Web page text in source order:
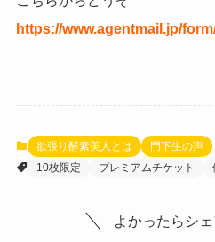
https://www.agentmail.jp/
欲張り酵素美人とは
門下生の声
10枚限定
プレミアムチケット
よかったらシェ